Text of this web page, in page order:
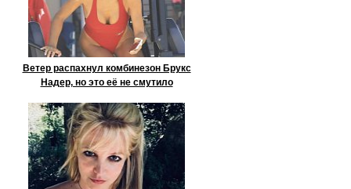
Ветер распахнул комбинезон Брукс
Надер, но это её не смутило